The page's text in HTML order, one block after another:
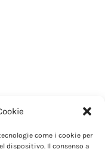
come i cookie per
dispositivo. Il consenso a